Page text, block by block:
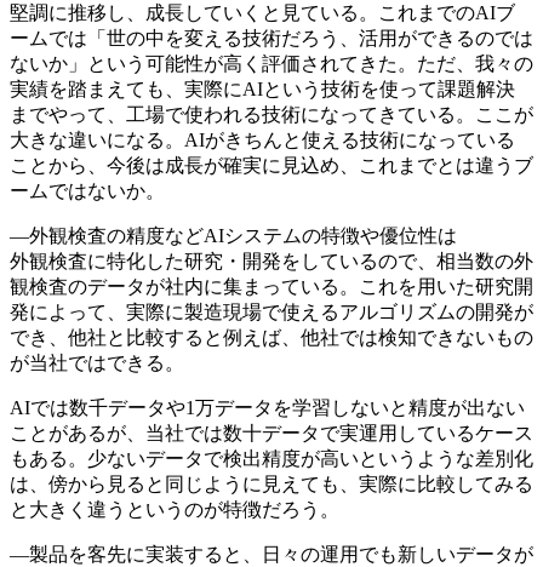
堅調に推移し、成長していくと見ている。これまでのAIブ
ームでは「世の中を変える技術だろう、活用ができるのでは
ないか」という可能性が高く評価されてきた。ただ、我々の
実績を踏まえても、実際にAIという技術を使って課題解決
までやって、工場で使われる技術になってきている。ここが
大きな違いになる。AIがきちんと使える技術になっている
ことから、今後は成長が確実に見込め、これまでとは違うブ
ームではないか。
―外観検査の精度などAIシステムの特徴や優位性は
外観検査に特化した研究・開発をしているので、相当数の外
観検査のデータが社内に集まっている。これを用いた研究開
発によって、実際に製造現場で使えるアルゴリズムの開発が
でき、他社と比較すると例えば、他社では検知できないもの
が当社ではできる。
AIでは数千データや1万データを学習しないと精度が出ない
ことがあるが、当社では数十データで実運用しているケース
もある。少ないデータで検出精度が高いというような差別化
は、傍から見ると同じように見えても、実際に比較してみる
と大きく違うというのが特徴だろう。
―製品を客先に実装すると、日々の運用でも新しいデータが